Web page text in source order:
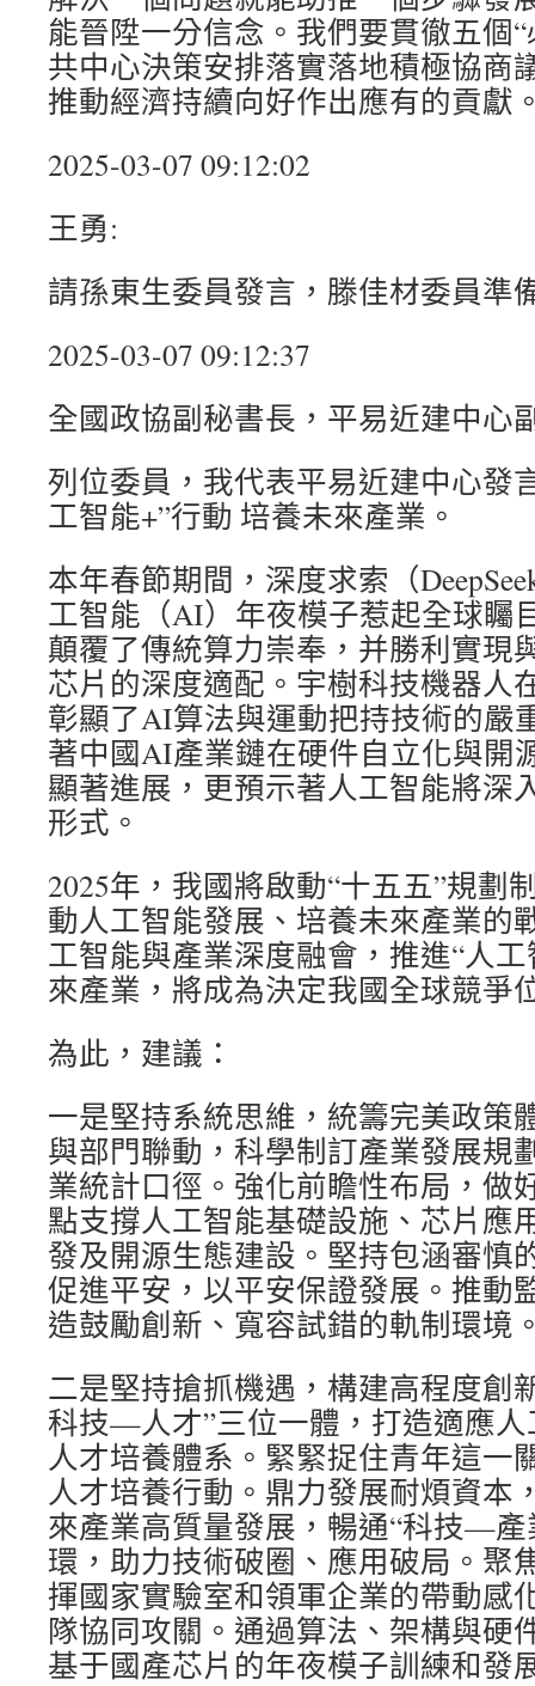
能晉陞一分信念。我們要貫徹五個
共中心決策安排落實落地積極協商
推動經濟持續向好作出應有的貢獻
2025-03-07 09:12:02
王勇:
請孫東生委員發言，滕佳材委員準
2025-03-07 09:12:37
全國政協副秘書長，平易近建中心
列位委員，我代表平易近建中心發
工智能+”行動 培養未來產業。
本年春節期間，深度求索（
工智能（AI）年夜模子惹起全球矚
顛覆了傳統算力崇奉，并勝利實現
芯片的深度適配。宇樹科技機器人
彰顯了AI算法與運動把持技術的嚴
著中國AI產業鏈在硬件自立化與開
顯著進展，更預示著人工智能將深
形式。
2025年，我國將啟動“十五五”規劃
動人工智能發展、培養未來產業的
工智能與產業深度融會，推進“人
來產業，將成為決定我國全球競爭
為此，建議：
一是堅持系統思維，統籌完美政策
與部門聯動，科學制訂產業發展規
業統計口徑。強化前瞻性布局，做
點支撐人工智能基礎設施、芯片應
發及開源生態建設。堅持包涵審慎
促進平安，以平安保證發展。推動
造鼓勵創新、寬容試錯的軌制環境
二是堅持搶抓機遇，構建高程度創
科技—人才”三位一體，打造適應
人才培養體系。緊緊捉住青年這一
人才培養行動。鼎力發展耐煩資本
來產業高質量發展，暢通“科技—
環，助力技術破圈、應用破局。聚
揮國家實驗室和領軍企業的帶動感
隊協同攻關。通過算法、架構與硬
基于國產芯片的年夜模子訓練和發